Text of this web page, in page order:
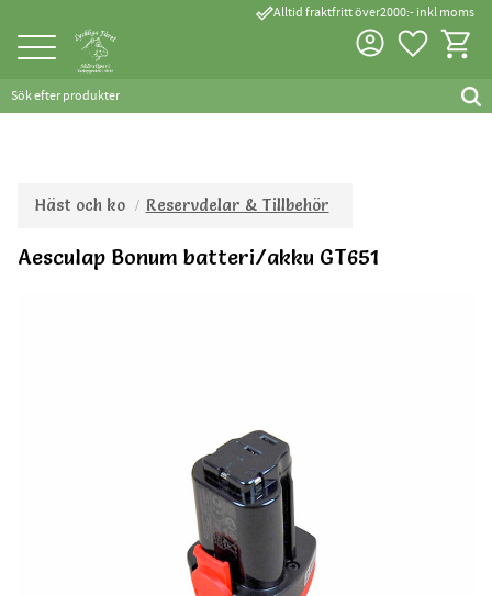
Meny
done_outlineAlltid fraktfritt över2000:- inkl moms
Favoriter
Häst och ko Reservdelar & Tillbehör
Aesculap Bonum batteri/akku GT651